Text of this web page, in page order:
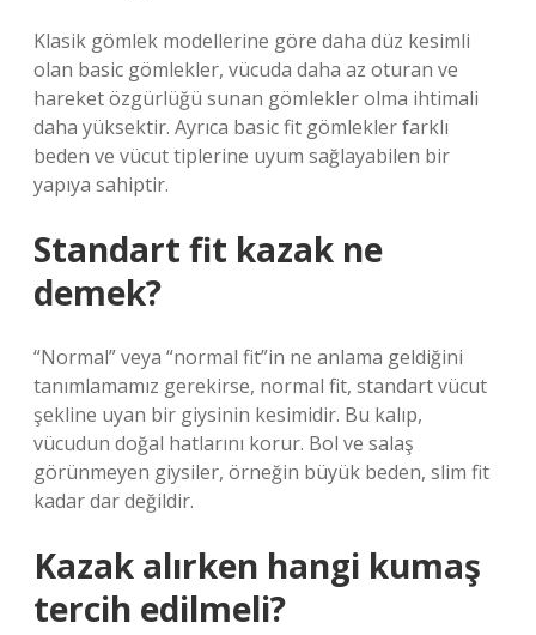
Klasik gömlek modellerine göre daha düz kesimli
olan basic gömlekler, vücuda daha az oturan ve
hareket özgürlüğü sunan gömlekler olma ihtimali
daha yüksektir. Ayrıca basic fit gömlekler farklı
beden ve vücut tiplerine uyum sağlayabilen bir
yapıya sahiptir.
Standart fit kazak ne
demek?
“Normal” veya “normal fit”in ne anlama geldiğini
tanımlamamız gerekirse, normal fit, standart vücut
şekline uyan bir giysinin kesimidir. Bu kalıp,
vücudun doğal hatlarını korur. Bol ve salaş
görünmeyen giysiler, örneğin büyük beden, slim fit
kadar dar değildir.
Kazak alırken hangi kumaş
tercih edilmeli?